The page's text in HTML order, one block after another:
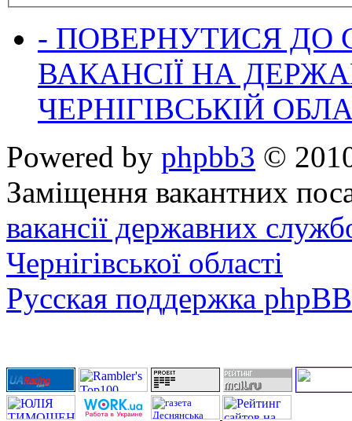
- ПОВЕРНУТИСЯ ДО
ВАКАНСІЇ НА
ЧЕРНІГІВСЬКІЙ
Powered by phpbb3 ©
Заміщення вакантних
вакансії державних
Чернігівської області
Русская поддержка phpBB